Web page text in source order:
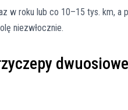
w roku lub co 10–15 tys. km, a
niezwłocznie.